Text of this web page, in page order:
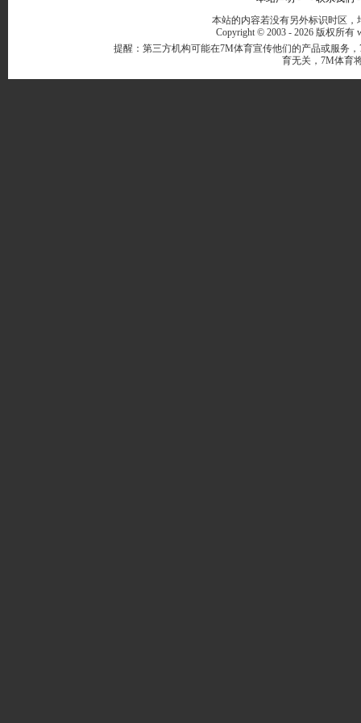
本站的内容若没有另外标识时区
Copyright © 2003 - 2026 版权所有
提醒：第三方机构可能在7M体育宣传他们的产品或服务
育无关，7M体育